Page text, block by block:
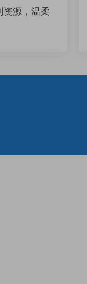
资源，温柔